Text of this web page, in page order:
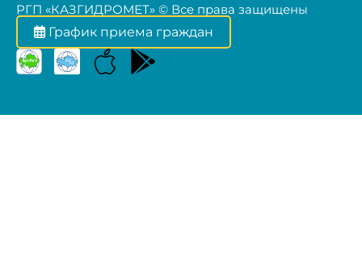
РГП «КАЗГИДРОМЕТ» © Все права защищены
График приема граждан